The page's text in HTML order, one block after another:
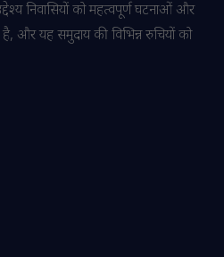
निवासियों को महत्वपूर्ण घटनाओं और
है, और यह समुदाय की विभिन्न रुचियों को